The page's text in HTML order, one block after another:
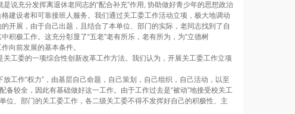
充分发挥离退休老同志的“配合补充”作用, 协助做好青少年的思想政治
建设者和可靠接班人服务。我们通过关工委工作活动立项，极大地调动
开展，由于自己出题，且结合了本单位、部门的实际，老同志找到了自
极工作。这充分彰显了“五老”老有所乐，老有所为，为“立德树
向前发展的基本条件。
工委的一项综合性创新改革工作方法。我们认为，开展关工委工作立项
作“权力”，由基层自己命题，自己策划，自己组织，自己活动，以至
较全，因此有基础做好这一工作。由于工作过去是“被动”地接受校关工
位、部门的关工委工作，各二级关工委不得不发挥好自己的积极性、主